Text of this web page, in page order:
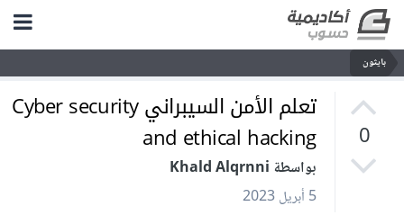
بايثون
0
تعلم الأمن السيبراني Cyber security
and ethical hacking
بواسطة Khald Alqrnni
5 أبريل 2023